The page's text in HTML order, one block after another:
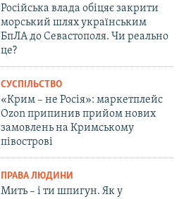
Російська влада обіцяє закрити
морський шлях українським
БпЛА до Севастополя. Чи реально
це?
СУСПІЛЬСТВО
«Крим – не Росія»: маркетплейс
Ozon припинив прийом нових
замовлень на Кримському
півострові
ПРАВА ЛЮДИНИ
Мить – і ти шпигун. Як у